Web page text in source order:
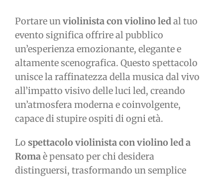
Portare unviolinista con violino ledal tuo
evento significa offrire al pubblico
un’esperienza emozionante, elegante e
altamente scenografica. Questo spettacolo
unisce la raffinatezza della musica dal vivo
all’impatto visivo delle luci led, creando
un’atmosfera moderna e coinvolgente,
capace di stupire ospiti di ogni età.
Lo spettacolo violinista con violino led a
Romaè pensato per chi desidera
distinguersi, trasformando un semplice